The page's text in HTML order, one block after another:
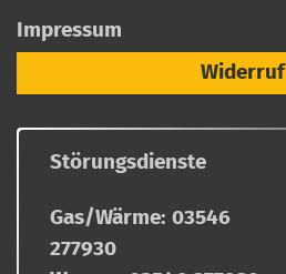
Impressum
Widerruf
Störungsdienste
Gas/Wärme: 03546
277930